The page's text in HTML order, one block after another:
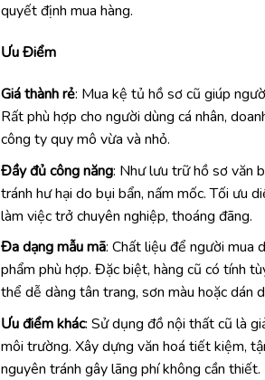
quyết định mua hàng.
Ưu Điểm
Giá thành rẻ: Mua kệ tủ hồ sơ cũ giúp
Rất phù hợp cho người dùng cá nhân,
công ty quy mô vừa và nhỏ.
Đầy đủ công năng: Như lưu trữ hồ sơ văn
tránh hư hại do bụi bẩn, nấm mốc. Tối ưu
làm việc trở chuyên nghiệp, thoáng đãng.
Đa dạng mẫu mã: Chất liệu để người mua
phẩm phù hợp. Đặc biệt, hàng cũ có tính
thể dễ dàng tân trang, sơn màu hoặc dán
Ưu điểm khác: Sử dụng đồ nội thất cũ là
môi trường. Xây dựng văn hoá tiết kiệm,
nguyên tránh gây lãng phí không cần thiết.